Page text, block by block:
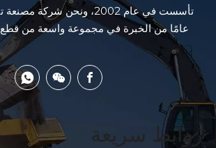
عامًا من الخبرة في مجموعة واسعة من قطع
روابط سريعة